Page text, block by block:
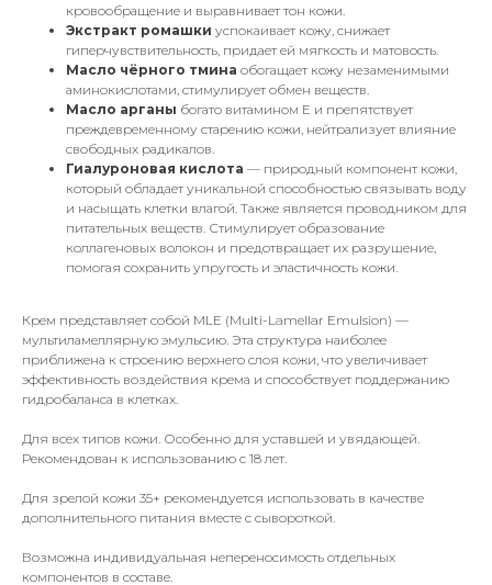
кровообращение и выравнивает тон кожи.
Экстракт ромашки успокаивает кожу, снижает
гиперчувствительность, придает ей мягкость и матовость.
Масло чёрного тмина обогащает кожу незаменимыми
аминокислотами, стимулирует обмен веществ.
Масло арганы богато витамином Е и препятствует
преждевременному старению кожи, нейтрализует влияние
свободных радикалов.
Гиалуроновая кислота — природный компонент кожи,
который обладает уникальной способностью связывать воду
и насыщать клетки влагой. Также является проводником для
питательных веществ. Стимулирует образование
коллагеновых волокон и предотвращает их разрушение,
помогая сохранить упругость и эластичность кожи.
Крем представляет собой MLE (Multi-Lamellar Emulsion) —
мультиламеллярную эмульсию. Эта структура наиболее
приближена к строению верхнего слоя кожи, что увеличивает
эффективность воздействия крема и способствует поддержанию
гидробаланса в клетках.
Для всех типов кожи. Особенно для уставшей и увядающей.
Рекомендован к использованию с 18 лет.
Для зрелой кожи 35+ рекомендуется использовать в качестве
дополнительного питания вместе с сывороткой.
Возможна индивидуальная непереносимость отдельных
компонентов в составе.